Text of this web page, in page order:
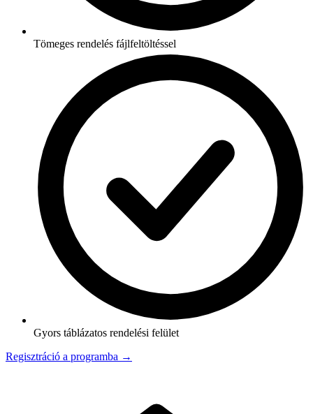
Tömeges rendelés fájlfeltöltéssel
Gyors táblázatos rendelési felület
Regisztráció a programba →